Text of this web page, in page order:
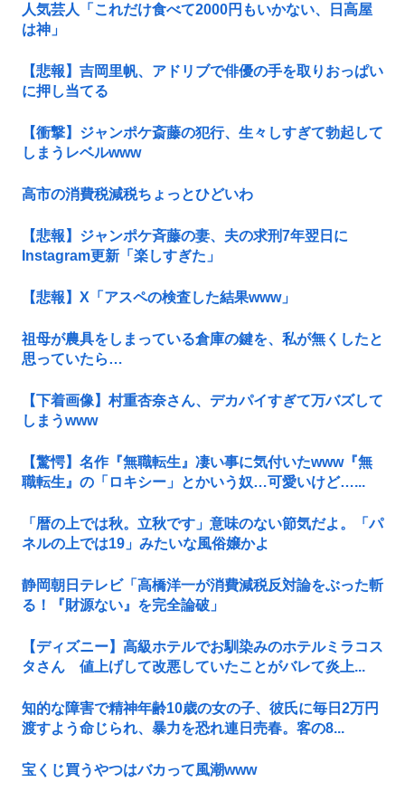
人気芸人「これだけ食べて2000円もいかない、日高屋
は神」
【悲報】吉岡里帆、アドリブで俳優の手を取りおっぱい
に押し当てる
【衝撃】ジャンポケ斎藤の犯行、生々しすぎて勃起して
しまうレベルwww
高市の消費税減税ちょっとひどいわ
【悲報】ジャンポケ斉藤の妻、夫の求刑7年翌日に
Instagram更新「楽しすぎた」
【悲報】X「アスペの検査した結果www」
祖母が農具をしまっている倉庫の鍵を、私が無くしたと
思っていたら…
【下着画像】村重杏奈さん、デカパイすぎて万バズして
しまうwww
【驚愕】名作『無職転生』凄い事に気付いたwww『無
職転生』の「ロキシー」とかいう奴…可愛いけど…...
「暦の上では秋。立秋です」意味のない節気だよ。「パ
ネルの上では19」みたいな風俗嬢かよ
静岡朝日テレビ「高橋洋一が消費減税反対論をぶった斬
る！『財源ない』を完全論破」
【ディズニー】高級ホテルでお馴染みのホテルミラコス
タさん 値上げして改悪していたことがバレて炎上...
知的な障害で精神年齢10歳の女の子、彼氏に毎日2万円
渡すよう命じられ、暴力を恐れ連日売春。客の8...
宝くじ買うやつはバカって風潮www